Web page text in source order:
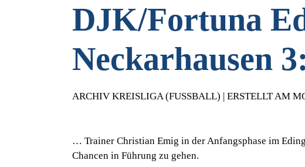
DJK/Fortuna
Neckarhausen
ARCHIV KREISLIGA (FUSSBALL) | ERSTELLT AM
… Trainer Christian Emig in der Anfangsphase im
Chancen in Führung zu gehen.